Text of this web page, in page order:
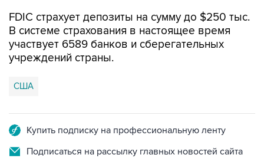
FDIC страхует депозиты на сумму до $250 тыс.
В системе страхования в настоящее время
участвует 6589 банков и сберегательных
учреждений страны.
США
Купить подписку на профессиональную ленту
Подписаться на рассылку главных новостей сайта